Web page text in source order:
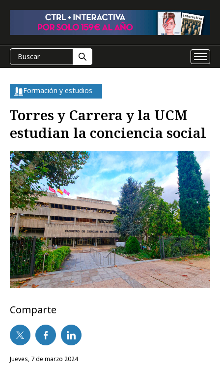
Formación y estudios
Torres y Carrera y la UCM
estudian la conciencia social
Comparte
jueves, 7 de marzo 2024